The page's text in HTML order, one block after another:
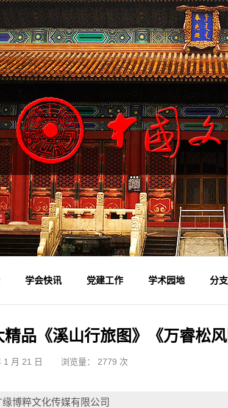
学会快讯
学会动态
文物要闻
党建工作 学术园地
学术活动
专家论坛
科研成果
理论视野
分
品《溪山行旅图》《万睿松风
1 月 21 日 浏览量： 2779 次
博粹文化传媒有限公司